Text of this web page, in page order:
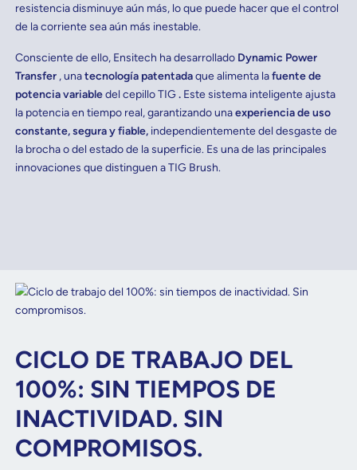
resistencia disminuye aún más, lo que puede hacer que el control
de la corriente sea aún más inestable.
Consciente de ello, Ensitech ha desarrollado Dynamic Power
Transfer , unatecnología patentadaque alimenta lafuente de
potencia variabledel cepillo TIG. Este sistema inteligente ajusta
la potencia en tiempo real, garantizando unaexperiencia de uso
constante, segura y fiable, independientemente del desgaste de
la brocha o del estado de la superficie. Es una de las principales
innovaciones que distinguen a TIG Brush.
CICLO DE TRABAJO DEL
100%: SIN TIEMPOS DE
INACTIVIDAD. SIN
COMPROMISOS.